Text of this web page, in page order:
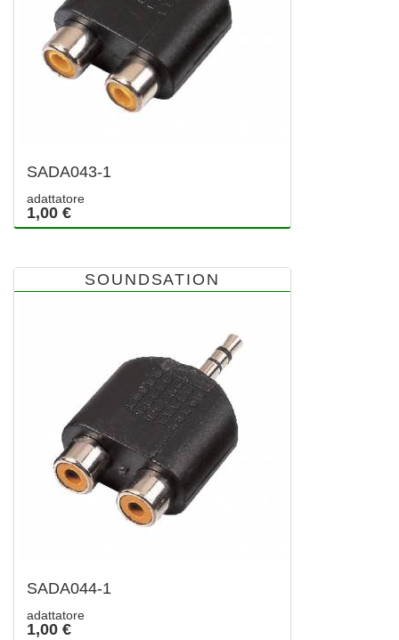
SADA043-1
adattatore
1,00 €
SOUNDSATION
SADA044-1
adattatore
1,00 €